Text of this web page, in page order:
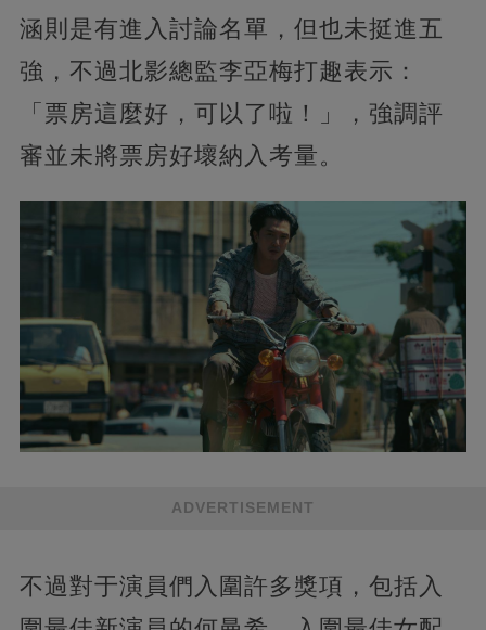
涵則是有進入討論名單，但也未挺進五
強，不過北影總監李亞梅打趣表示：
「票房這麼好，可以了啦！」，強調評
審並未將票房好壞納入考量。
ADVERTISEMENT
不過對于演員們入圍許多獎項，包括入